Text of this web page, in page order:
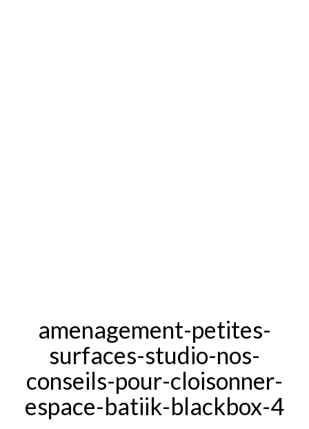
amenagement-petites-
surfaces-studio-nos-
conseils-pour-cloisonner-
espace-batiik-blackbox-4